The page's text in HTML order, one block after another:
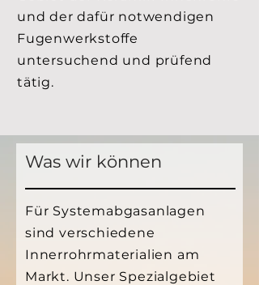
und der dafür notwendigen
Fugenwerkstoffe
untersuchend und prüfend
tätig.
Was wir können
Für Systemabgasanlagen
sind verschiedene
Innerrohrmaterialien am
Markt. Unser Spezialgebiet